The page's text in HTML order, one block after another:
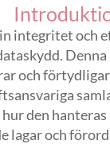
integritet och
och
den
lagar och